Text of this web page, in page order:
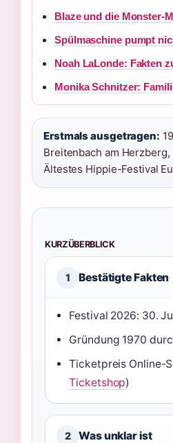
Blaze und die Monster-
Spülmaschine pumpt
Noah LaLonde: Fakten
Monika Schnitzer:
Erstmals ausgetragen:
Breitenbach am Herzberg,
Ältestes Hippie-Festival
KURZÜBERBLICK
1 Bestätigte Fakten
Festival 2026: 30.
Gründung 1970
Ticketpreis Online-
Ticketshop)
2 Was unklar ist